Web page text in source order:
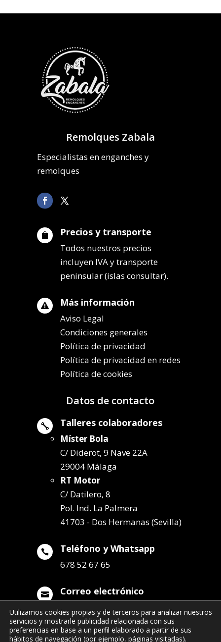
Remolques Zabala
Especialistas en enganches y
remolques
 Precios y transporte
Todos nuestros precios
incluyen IVA y transporte
peninsular (islas consultar).
 Más información
Aviso Legal
Condiciones generales
Política de privacidad
Política de privacidad en redes
Política de cookies
Datos de contacto
 Talleres colaboradores
Míster Bola
C/ Diderot, 9 Nave 22A
29004 Málaga
RT Motor
C/ Datilero, 8
Pol. Ind. La Palmera
41703 - Dos Hermanas (Sevilla)
 Teléfono y Whatsapp
678 52 67 65
 Correo electrónico
info@remolqueszabala.com
Utilizamos cookies propias y de terceros para analizar nuestros
servicios y mostrarle publicidad relacionada con sus
preferencias en base a un perfil elaborado a partir de sus
hábitos de navegación (por ejemplo, páginas visitadas).